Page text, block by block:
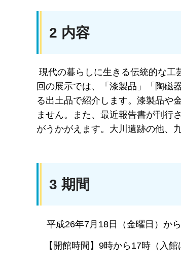
2 内容
現代の暮らしに生きる伝統的な工
回の展示では、「漆製品」「陶磁
る出土品で紹介します。漆製品や
ません。また、最近報告書が刊行
がうかがえます。大川遺跡の他、
3 期間
平成26年7月18日（金曜日）か
【開館時間】9時から17時（入館